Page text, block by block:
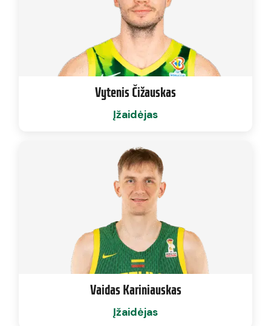
Vytenis Čižauskas
Įžaidėjas
Vaidas Kariniauskas
Įžaidėjas